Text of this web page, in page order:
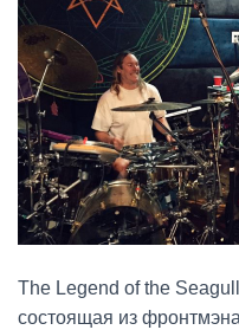
The Legend of the
состоящая из фронтмэна